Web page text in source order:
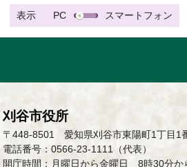
表示 PC スマートフォン
刈谷市役所
〒448-8501 愛知県刈谷市東陽町1丁目1
電話番号：0566-23-1111（代表）
開庁時間：月曜日から金曜日 8時30分か